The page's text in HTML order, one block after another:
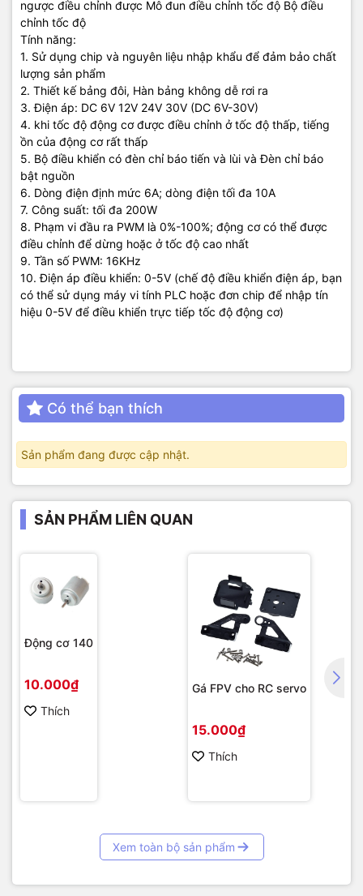
ngược điều chỉnh được Mô đun điều chỉnh tốc độ Bộ điều
chỉnh tốc độ
Tính năng:
1. Sử dụng chip và nguyên liệu nhập khẩu để đảm bảo chất
lượng sản phẩm
2. Thiết kế bảng đôi, Hàn bảng không dễ rơi ra
3. Điện áp: DC 6V 12V 24V 30V (DC 6V-30V)
4. khi tốc độ động cơ được điều chỉnh ở tốc độ thấp, tiếng
ồn của động cơ rất thấp
5. Bộ điều khiển có đèn chỉ báo tiến và lùi và Đèn chỉ báo
bật nguồn
6. Dòng điện định mức 6A; dòng điện tối đa 10A
7. Công suất: tối đa 200W
8. Phạm vi đầu ra PWM là 0%-100%; động cơ có thể được
điều chỉnh để dừng hoặc ở tốc độ cao nhất
9. Tần số PWM: 16KHz
10. Điện áp điều khiển: 0-5V (chế độ điều khiển điện áp, bạn
có thể sử dụng máy vi tính PLC hoặc đơn chip để nhập tín
hiệu 0-5V để điều khiển trực tiếp tốc độ động cơ)
Có thể bạn thích
Sản phẩm đang được cập nhật.
SẢN PHẨM LIÊN QUAN
Động cơ 140
10.000₫
Thích
Gá FPV cho RC servo
15.000₫
Thích
Xem toàn bộ sản phẩm